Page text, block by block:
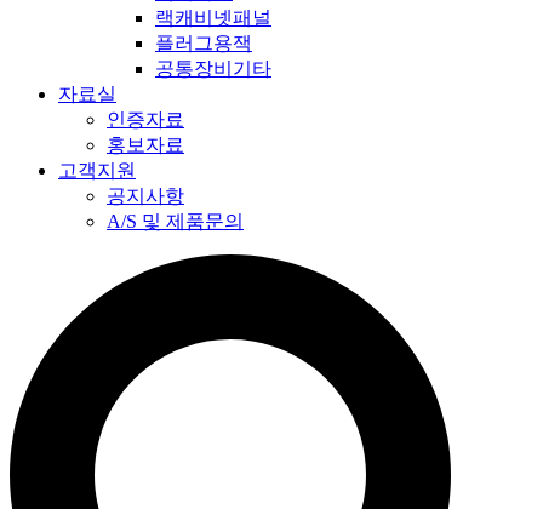
랙캐비넷패널
플러그용잭
공통장비기타
자료실
인증자료
홍보자료
고객지원
공지사항
A/S 및 제품문의​